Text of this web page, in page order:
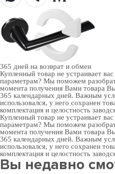
365 дней на возврат и обмен
Купленный товар не устраивает
параметрам? Мы поможем
момента получения Вами товара
365 календарных дней. Важным
использовался, у него сохранен
комплектация и целостность
Купленный товар не устраивает
параметрам? Мы поможем
момента получения Вами товара
365 календарных дней. Важным
использовался, у него сохранен
комплектация и целостность
Вы недавно